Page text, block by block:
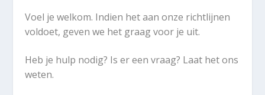
Voel je welkom. Indien het aan onze richtlijnen
voldoet, geven we het graag voor je uit.
Heb je hulp nodig? Is er een vraag? Laat het ons
weten.